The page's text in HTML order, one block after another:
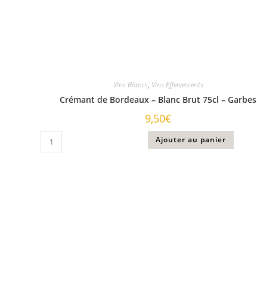
Vins Blancs, Vins Effervescents
Crémant de Bordeaux – Blanc Brut 75cl – Garbes
9,50€
Ajouter au panier